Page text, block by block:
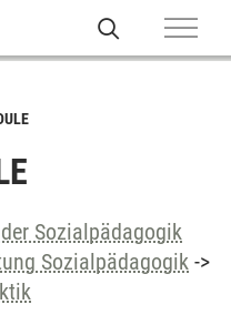
Sozialpädagogik
Sozialpädagogik ->